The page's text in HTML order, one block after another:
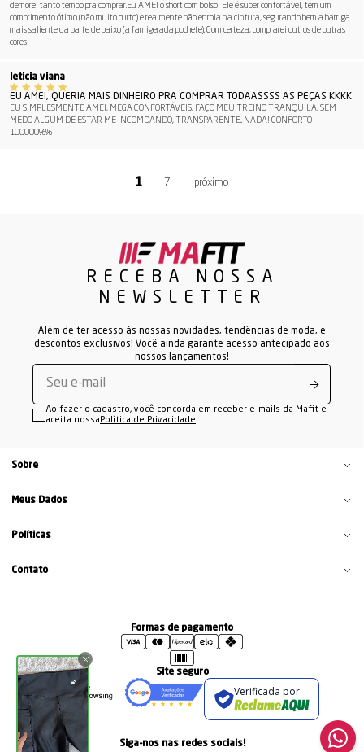
demorei tanto tempo pra comprar.Eu AMEI o short com bolso! Ele é super confortável, tem um
comprimento ótimo (não muito curto) e realmente não enrola na cintura, segurando bem a barriga
mais saliente da parte de baixo (a famigerada pochete). Com certeza, comprarei outros de outras
cores!
leticia viana
EU AMEI, QUERIA MAIS DINHEIRO PRA COMPRAR TODAASSSS AS PEÇAS KKKK
EU SIMPLESMENTE AMEI, MEGA CONFORTÁVEIS, FAÇO MEU TREINO TRANQUILA, SEM
MEDO ALGUM DE ESTAR ME INCOMDANDO, TRANSPARENTE.. NADA! CONFORTO
100000%%
7
RECEBA NOSSA
NEWSLETTER
Além de ter acesso às nossas novidades, tendências de moda, e
descontos exclusivos! Você ainda garante acesso antecipado aos
nossos lançamentos!
Ao fazer o cadastro, você concorda em receber e-mails da Mafit e
aceita nossa Política de Privacidade
Sobre
Meus Dados
Políticas
Contato
Formas de pagamento
Site seguro
Verificada por
Siga-nos nas redes sociais!